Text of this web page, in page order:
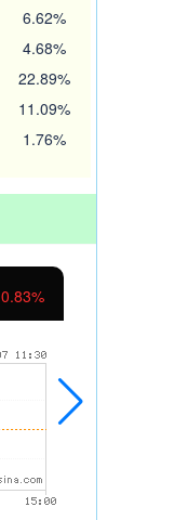
6.62%
4.68%
22.89%
11.09%
1.76%
0.61%